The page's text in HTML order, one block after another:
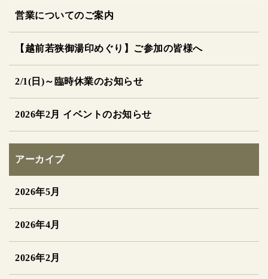
営業についてのご案内
【越前若狭御湯印めぐり】ご参加の皆様へ
2/1(日)～臨時休業のお知らせ
2026年2月 イベントのお知らせ
アーカイブ
2026年5月
2026年4月
2026年2月